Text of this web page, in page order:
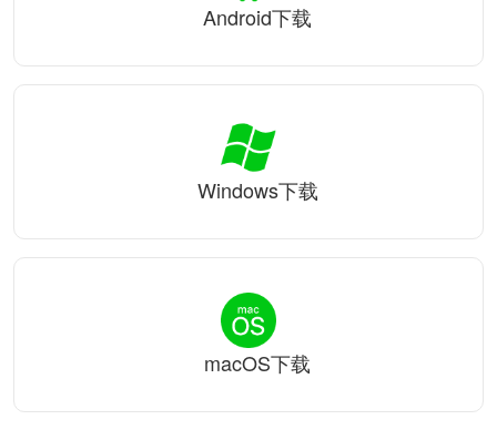
Android下载
Windows下载
macOS下载